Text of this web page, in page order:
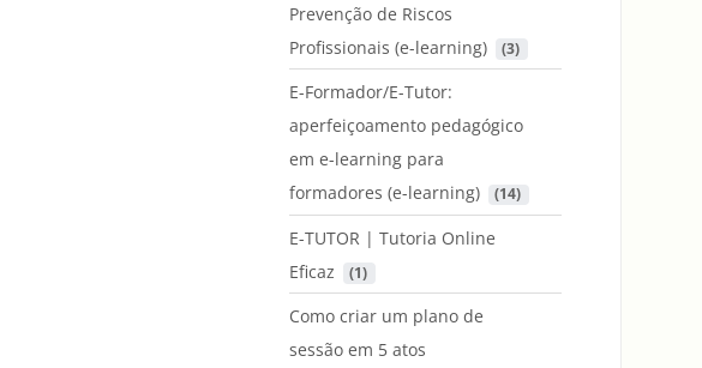
Prevenção de Riscos
Profissionais (e-learning)
(3)
E-Formador/E-Tutor:
aperfeiçoamento pedagógico
em e-learning para
formadores (e-learning)
(14)
E-TUTOR | Tutoria Online
Eficaz
(1)
Como criar um plano de
sessão em 5 atos